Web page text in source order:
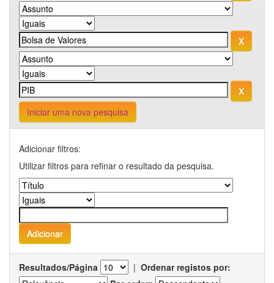
Iniciar uma nova pesquisa
Adicionar filtros:
Utilizar filtros para refinar o resultado da pesquisa.
Resultados/Página | Ordenar registos por: